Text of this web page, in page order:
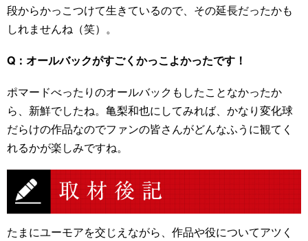
段からかっこつけて生きているので、その延長だったかも
しれませんね（笑）。
Q：オールバックがすごくかっこよかったです！
ポマードべったりのオールバックもしたことなかったか
ら、新鮮でしたね。亀梨和也にしてみれば、かなり変化球
だらけの作品なのでファンの皆さんがどんなふうに観てく
れるかが楽しみですね。
たまにユーモアを交じえながら、作品や役についてアツく